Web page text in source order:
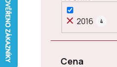
2016 4
Cena